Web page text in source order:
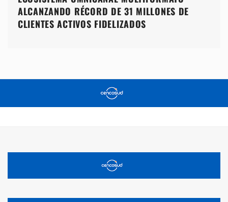
ALCANZANDO RÉCORD DE 31 MILLONES DE
CLIENTES ACTIVOS FIDELIZADOS